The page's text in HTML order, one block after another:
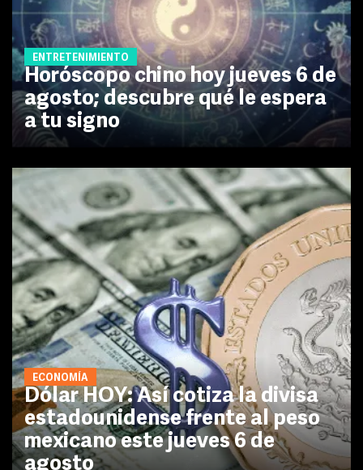
ENTRETENIMIENTO
Horóscopo chino hoy jueves 6 de
agosto; descubre qué le espera
a tu signo
ECONOMÍA
Dólar HOY: Así cotiza la divisa
estadounidense frente al peso
mexicano este jueves 6 de
agosto